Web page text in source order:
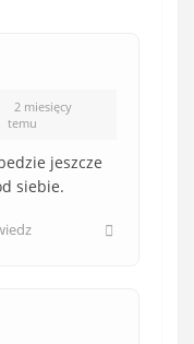
2 miesięcy
temu
jeszcze
siebie.